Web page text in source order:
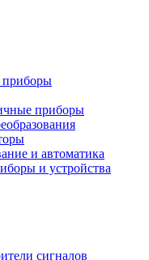
приборы
приборы
и автоматика
и устройства
сигналов